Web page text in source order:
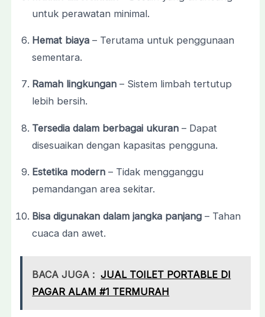
untuk perawatan minimal.
Hemat biaya– Terutama untuk penggunaan
sementara.
Ramah lingkungan– Sistem limbah tertutup
lebih bersih.
Tersedia dalam berbagai ukuran– Dapat
disesuaikan dengan kapasitas pengguna.
Estetika modern– Tidak mengganggu
pemandangan area sekitar.
Bisa digunakan dalam jangka panjang– Tahan
cuaca dan awet.
BACA JUGA : JUAL TOILET PORTABLE DI
PAGAR ALAM #1 TERMURAH